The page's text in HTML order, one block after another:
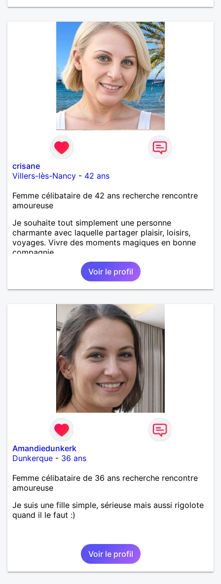
crisane
Villers-lès-Nancy - 42 ans
Femme célibataire de 42 ans recherche rencontre
amoureuse
Je souhaite tout simplement une personne
charmante avec laquelle partager plaisir, loisirs,
voyages. Vivre des moments magiques en bonne
compagnie.
Voir le profil
Amandiedunkerk
Dunkerque - 36 ans
Femme célibataire de 36 ans recherche rencontre
amoureuse
Je suis une fille simple, sérieuse mais aussi rigolote
quand il le faut :)
Voir le profil